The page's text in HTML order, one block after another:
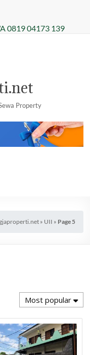
0819 04173 139
Property
» UII » Page 5
Most popular